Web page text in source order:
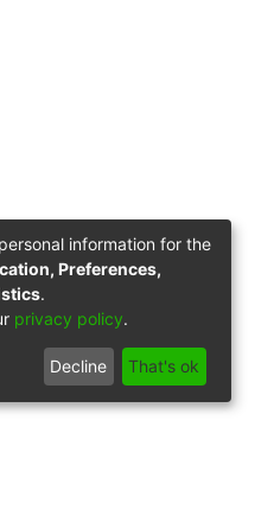
information for the
Preferences,
.
privacy policy.
Decline That's ok